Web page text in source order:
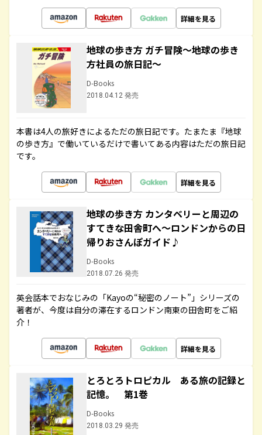
詳細を見る
地球の歩き方 ガチ冒険～地球の歩き
方社員の旅日記～
D-Books
2018.04.12 発売
本書は4人の旅好きによるただの旅日記です。たまたま『地球
の歩き方』で働いているだけで書いてある内容はただの旅日記
です。
詳細を見る
地球の歩き方 カンタベリーと周辺の
すてきな田舎町へ～ロンドンからの日
帰りおさんぽガイド♪
D-Books
2018.07.26 発売
英会話本でおなじみの「Kayoの“秘密のノート”」シリーズの
著者が、今度は自分の滞在するロンドン南東の田舎町をご紹
介！
詳細を見る
とろとろトロピカル ある旅の記録と
記憶。 第1巻
D-Books
2018.03.29 発売